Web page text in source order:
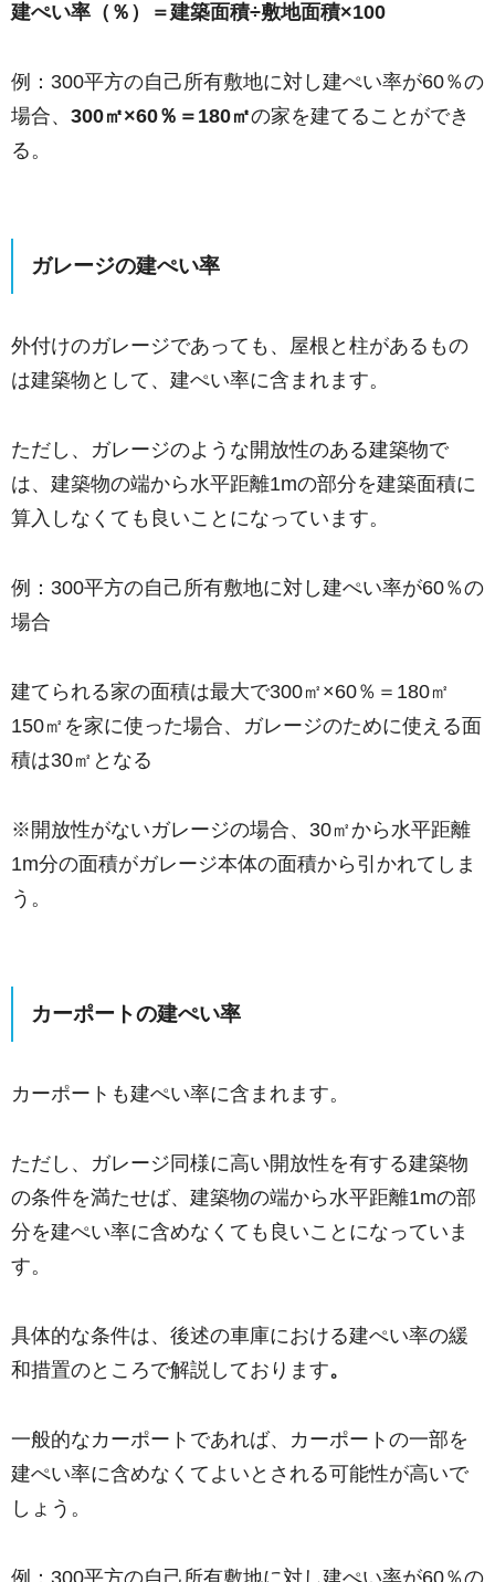
建ぺい率（％）＝建築面積÷敷地面積×100
例：300平方の自己所有敷地に対し建ぺい率が60％の
場合、 300㎡×60％＝180㎡の家を建てることができ
る。
ガレージの建ぺい率
外付けのガレージであっても、屋根と柱があるもの
は建築物として、建ぺい率に含まれます。
ただし、ガレージのような開放性のある建築物で
は、建築物の端から水平距離1mの部分を建築面積に
算入しなくても良いことになっています。
例：300平方の自己所有敷地に対し建ぺい率が60％の
場合
建てられる家の面積は最大で300㎡×60％＝180㎡
150㎡を家に使った場合、ガレージのために使える面
積は30㎡となる
※開放性がないガレージの場合、30㎡から水平距離
1m分の面積がガレージ本体の面積から引かれてしま
う。
カーポートの建ぺい率
カーポートも建ぺい率に含まれます。
ただし、ガレージ同様に高い開放性を有する建築物
の条件を満たせば、建築物の端から水平距離1mの部
分を建ぺい率に含めなくても良いことになっていま
す。
具体的な条件は、後述の車庫における建ぺい率の緩
和措置のところで解説しております。
一般的なカーポートであれば、カーポートの一部を
建ぺい率に含めなくてよいとされる可能性が高いで
しょう。